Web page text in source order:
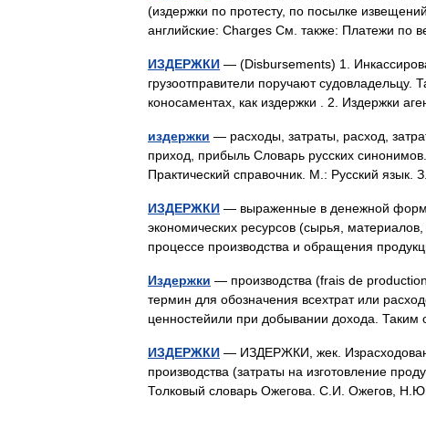
(издержки по протесту, по посылке
английские: Charges См. также: Платежи
ИЗДЕРЖКИ — (Disbursements) 1.
грузоотправители поручают судовладельцу.
коносаментах, как издержки . 2. Издержки
издержки — расходы, затраты, расход,
приход, прибыль Словарь русских
Практический справочник. М.: Русский
ИЗДЕРЖКИ — выраженные в денежной
экономических ресурсов (сырья,
процессе производства и обращения
Издержки — производства (frais de
термин для обозначения всехтрат или
ценностейили при добывании дохода.
ИЗДЕРЖКИ — ИЗДЕРЖКИ, жек.
производства (затраты на изготовление
Толковый словарь Ожегова. С.И. Ожегов,